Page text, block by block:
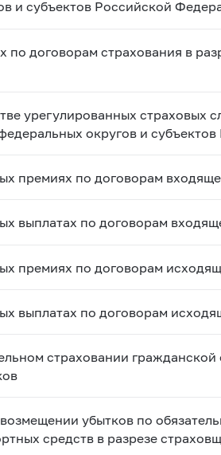
и субъектов Российской
по договорам страхования в
урегулированных страховых
округов и
премиях по договорам
выплатах по договорам
премиях по договорам
выплатах по договорам
страховании
убытков по
средств в разрезе